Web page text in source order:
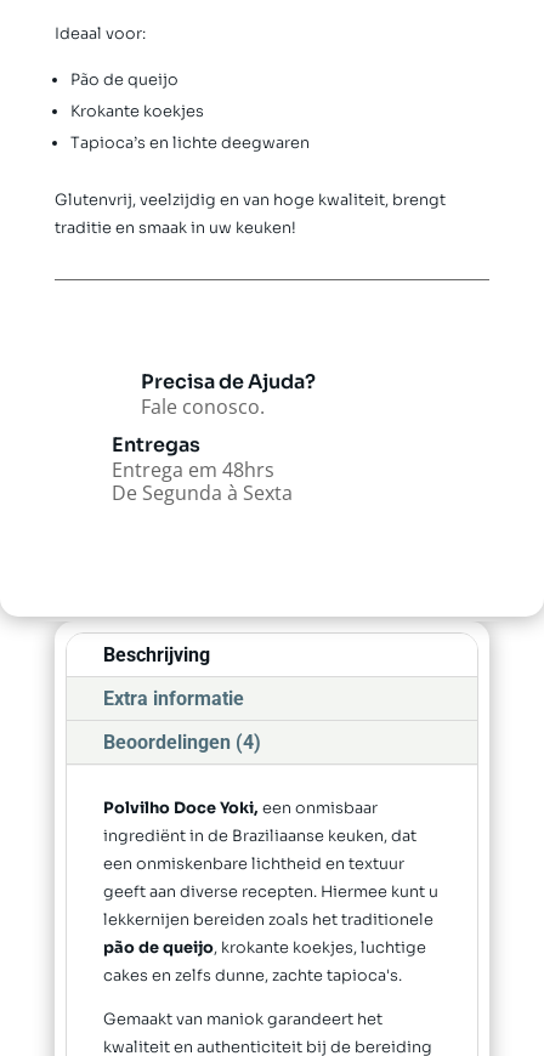
Ideaal voor:
Pão de queijo
Krokante koekjes
Tapioca’s en lichte deegwaren
Glutenvrij, veelzijdig en van hoge kwaliteit, brengt
traditie en smaak in uw keuken!
Precisa de Ajuda?
Fale conosco.
Entregas
Entrega em 48hrs
De Segunda à Sexta
Beschrijving
Extra informatie
Beoordelingen (4)
Polvilho Doce Yoki, een onmisbaar
ingrediënt in de Braziliaanse keuken, dat
een onmiskenbare lichtheid en textuur
geeft aan diverse recepten. Hiermee kunt u
lekkernijen bereiden zoals het traditionele
pão de queijo, krokante koekjes, luchtige
cakes en zelfs dunne, zachte tapioca's.
Gemaakt van maniok garandeert het
kwaliteit en authenticiteit bij de bereiding